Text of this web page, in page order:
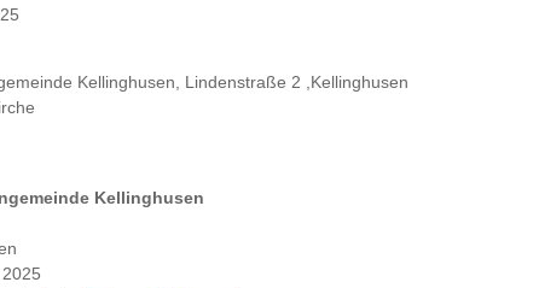
Kellinghusen, Lindenstraße 2 ,Kellinghusen
Kellinghusen